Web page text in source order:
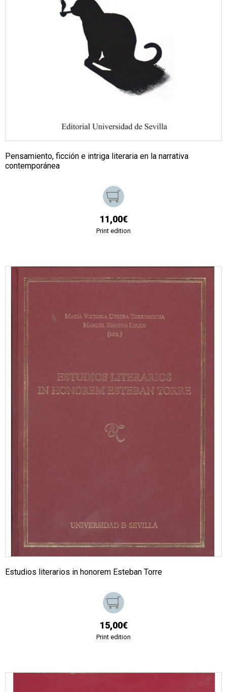
Pensamiento, ficción e intriga literaria en la narrativa
contemporánea
11,00€
Print edition
Estudios literarios in honorem Esteban Torre
15,00€
Print edition